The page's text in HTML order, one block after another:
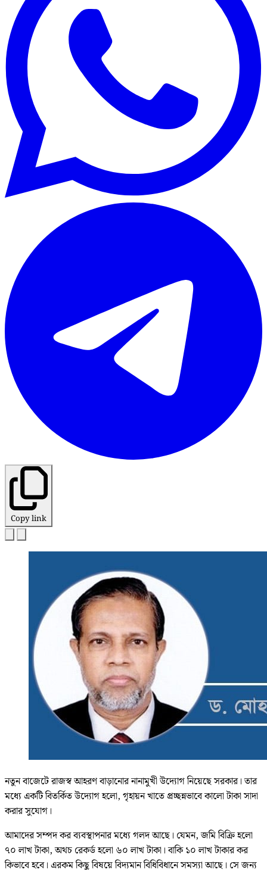
Copy link
নতুন বাজেটে রাজস্ব আহরণ বাড়ানোর নানামুখী উদ্যোগ নিয়েছে সরকার। তার
মধ্যে একটি বিতর্কিত উদ্যোগ হলো, গৃহায়ন খাতে প্রচ্ছন্নভাবে কালো টাকা সাদা
করার সুযোগ।
আমাদের সম্পদ কর ব্যবস্থাপনার মধ্যে গলদ আছে। যেমন, জমি বিক্রি হলো
৭০ লাখ টাকা, অথচ রেকর্ড হলো ৬০ লাখ টাকা। বাকি ১০ লাখ টাকার কর
কিভাবে হবে। এরকম কিছু বিষয়ে বিদ্যমান বিধিবিধানে সমস্যা আছে। সে জন্য